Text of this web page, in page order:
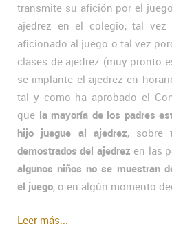
transmite su afición por el
ajedrez en el colegio, tal
aficionado al juego o tal vez
clases de ajedrez (muy pronto
se implante el ajedrez en
tal y como ha aprobado el
que la mayoría de los padres
hijo juegue al ajedrez, sobre
demostrados del ajedrez en las
algunos niños no se muestran
el juego, o en algún momento
Leer más...